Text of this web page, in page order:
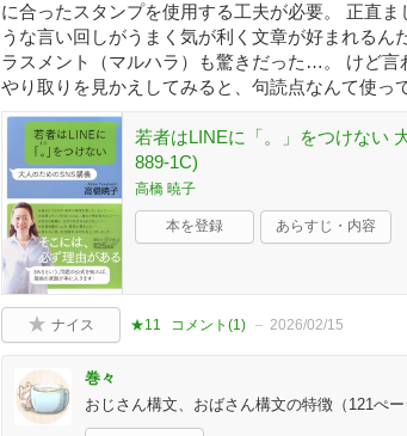
に合ったスタンプを使用する工夫が必要。 正直
うな言い回しがうまく気が利く文章が好まれる
ラスメント（マルハラ）も驚きだった…。 けど
やり取りを見かえしてみると、句読点なんて使っ
若者はLINEに「。」をつけない
889-1C)
高橋 暁子
本を登録 あらすじ・内容
ナイス ★11 コメント(1 ) 2026/02/15
巻々
おじさん構文、おばさん構文の特徴（121ぺ